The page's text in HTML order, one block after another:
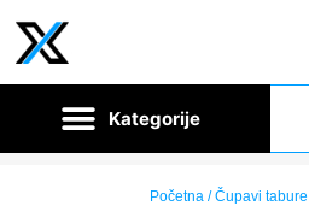
Početna/ Čupavi